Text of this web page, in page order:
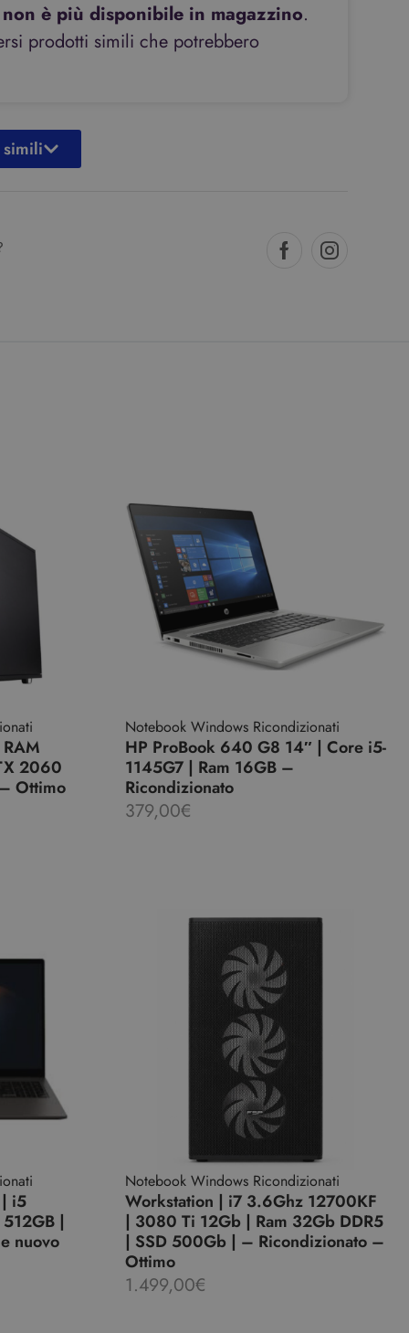
è più disponibile in magazzino.
prodotti simili che potrebbero
2060
Ottimo
Notebook Windows Ricondizionati
HP ProBook 640 G8 14″ | Core i5-
1145G7 | Ram 16GB –
Ricondizionato
379,00€
| i5
|
nuovo
Notebook Windows Ricondizionati
Workstation | i7 3.6Ghz 12700KF
| 3080 Ti 12Gb | Ram 32Gb DDR5
| SSD 500Gb | – Ricondizionato –
Ottimo
1.499,00€